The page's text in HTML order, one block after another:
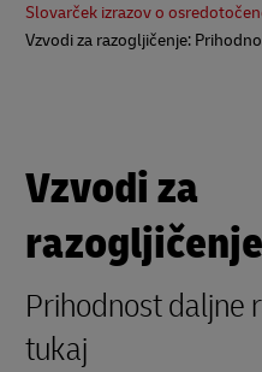
Vzvodi za razogljičenje:
Vzvodi za
razogljičenje
Prihodnost daljne
tukaj